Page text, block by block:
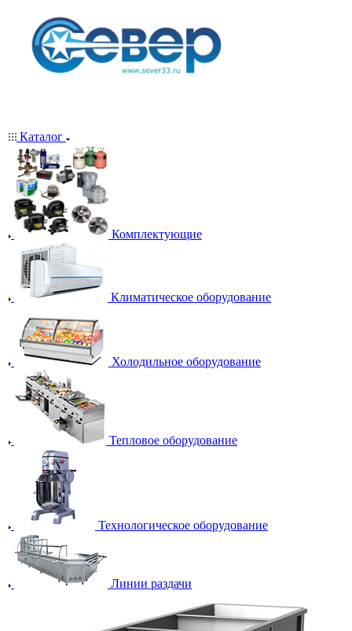
Каталог
Комплектующие
Климатическое оборудование
Холодильное оборудование
Тепловое оборудование
Технологическое оборудование
Линии раздачи